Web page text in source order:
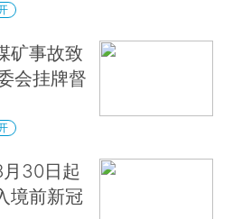
矿事故致
会挂牌督
30日起
境前新冠